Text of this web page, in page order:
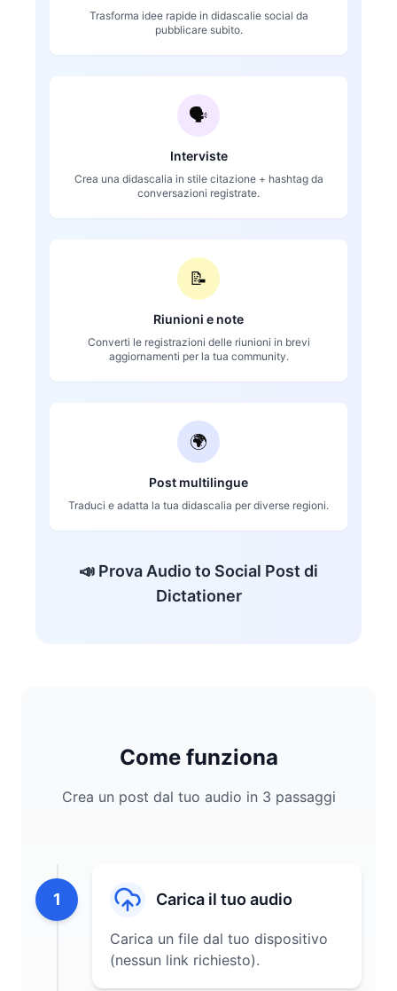
Trasforma idee rapide in didascalie social da
pubblicare subito.
🗣️
Interviste
Crea una didascalia in stile citazione + hashtag da
conversazioni registrate.
📝
Riunioni e note
Converti le registrazioni delle riunioni in brevi
aggiornamenti per la tua community.
🌍
Post multilingue
Traduci e adatta la tua didascalia per diverse regioni.
📣 Prova Audio to Social Post di
Dictationer
Come funziona
Crea un post dal tuo audio in 3 passaggi
1 Carica il tuo audio
Carica un file dal tuo dispositivo
(nessun link richiesto).